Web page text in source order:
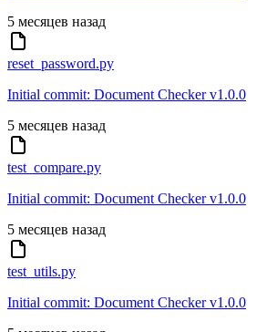
5 месяцев назад
reset_password.py
Initial commit: Document Checker v1.0.0
5 месяцев назад
test_compare.py
Initial commit: Document Checker v1.0.0
5 месяцев назад
test_utils.py
Initial commit: Document Checker v1.0.0